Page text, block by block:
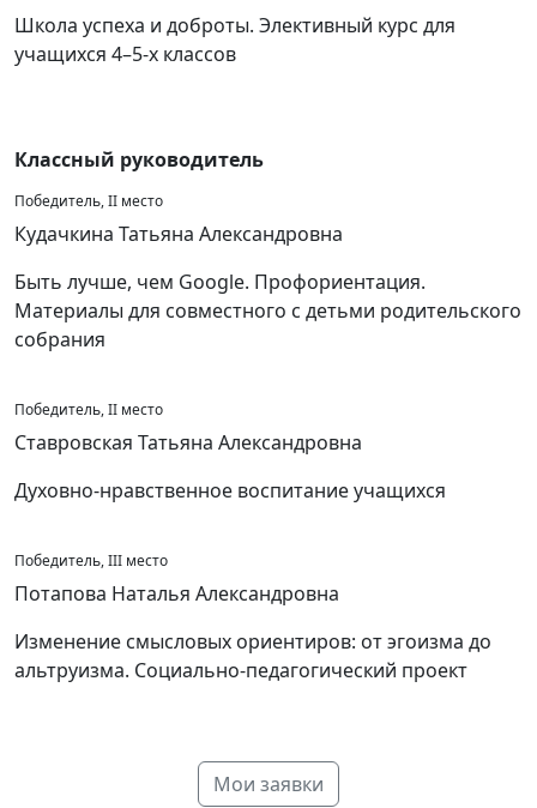
Школа успеха и доброты. Элективный курс для
учащихся 4–5-х классов
Классный руководитель
Победитель, II место
Кудачкина Татьяна Александровна
Быть лучше, чем Google. Профориентация.
Материалы для совместного с детьми родительского
собрания
Победитель, II место
Ставровская Татьяна Александровна
Духовно-нравственное воспитание учащихся
Победитель, III место
Потапова Наталья Александровна
Изменение смысловых ориентиров: от эгоизма до
альтруизма. Социально-педагогический проект
Мои заявки